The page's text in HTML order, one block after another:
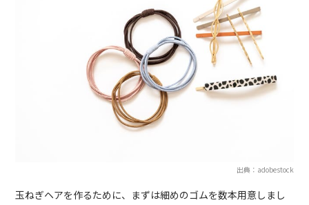
出典：adobestock
玉ねぎヘアを作るために、まずは細めのゴムを数本用意しまし